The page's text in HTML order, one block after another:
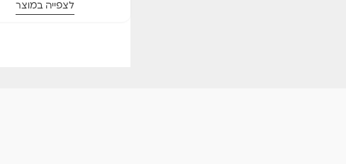
לצפייה במוצר